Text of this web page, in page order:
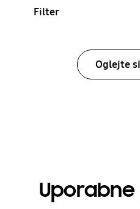
Filter
Oglejte